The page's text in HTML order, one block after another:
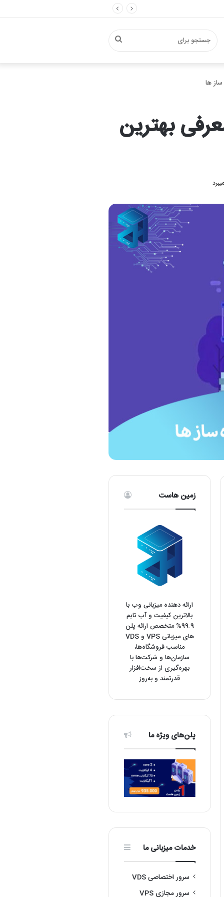
جستجو
ها
بهترین
زمین هاست
ارائه دهنده میزبانی وب با
بالاترین کیفیت و آپ تایم
99.9% متخصص ارائه پلن
های میزبانی VPS و VDS
مناسب فروشگاه‌ها،
سازمان‌ها و شرکت‌ها با
بهره‌گیری از سخت‌افزار
قدرتمند و به‌روز
پلن‌های ویژه ما
خدمات میزبانی ما
سرور اختصاصی VDS
سرور مجازی VPS